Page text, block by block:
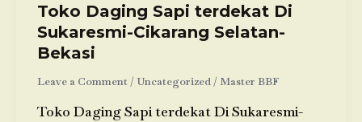
Toko Daging Sapi terdekat Di
Sukaresmi-Cikarang Selatan-
Bekasi
Leave a Comment / Uncategorized/ Master BBF
Toko Daging Sapi terdekat Di Sukaresmi-